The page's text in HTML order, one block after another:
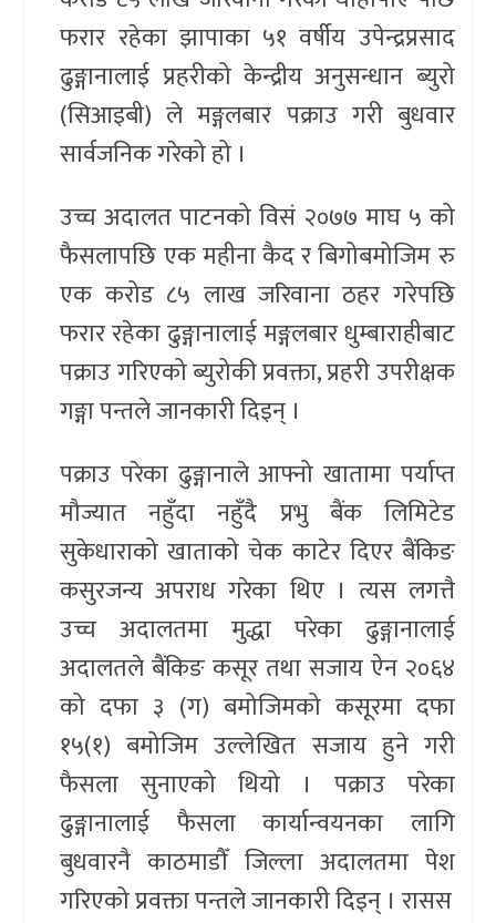
फरार रहेका झापाका ५१ वर्षीय उपेन्द्रप्रसाद
ढुङ्गानालाई प्रहरीको केन्द्रीय अनुसन्धान ब्युरो
(सिआइबी) ले मङ्गलबार पक्राउ गरी बुधवार
सार्वजनिक गरेको हो ।
उच्च अदालत पाटनको विसं २०७७ माघ ५ को
फैसलापछि एक महीना कैद र बिगोबमोजिम रु
एक करोड ८५ लाख जरिवाना ठहर गरेपछि
फरार रहेका ढुङ्गानालाई मङ्गलबार धुम्बाराहीबाट
पक्राउ गरिएको ब्युरोकी प्रवक्ता, प्रहरी उपरीक्षक
गङ्गा पन्तले जानकारी दिइन् ।
पक्राउ परेका ढुङ्गानाले आफ्नो खातामा पर्याप्त
मौज्यात नहुँदा नहुँदै प्रभु बैंक लिमिटेड
सुकेधाराको खाताको चेक काटेर दिएर बैंकिङ
कसुरजन्य अपराध गरेका थिए । त्यस लगत्तै
उच्च अदालतमा मुद्धा परेका ढुङ्गानालाई
अदालतले बैंकिङ कसूर तथा सजाय ऐन २०६४
को दफा ३ (ग) बमोजिमको कसूरमा दफा
१५(१) बमोजिम उल्लेखित सजाय हुने गरी
फैसला सुनाएको थियो । पक्राउ परेका
ढुङ्गानालाई फैसला कार्यान्वयनका लागि
बुधवारनै काठमाडौँ जिल्ला अदालतमा पेश
गरिएको प्रवक्ता पन्तले जानकारी दिइन् । रासस